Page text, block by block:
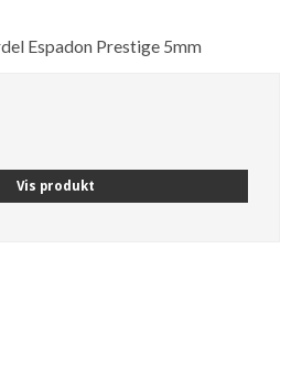
Espadon Prestige 5mm
Vis produkt